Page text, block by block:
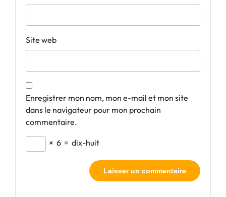
Site web
Enregistrer mon nom, mon e-mail et mon site
dans le navigateur pour mon prochain
commentaire.
× 6 = dix-huit